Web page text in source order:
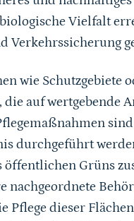
Vielfalt
wie Schutzgebiete
auf wertgebende
durchgeführt
Grüns
nachgeordnete
Pflege dieser